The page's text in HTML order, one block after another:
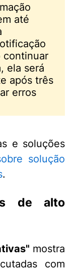
até
continuar
ela será
após três
erros
e soluções
solução
.
de alto
mostra
com